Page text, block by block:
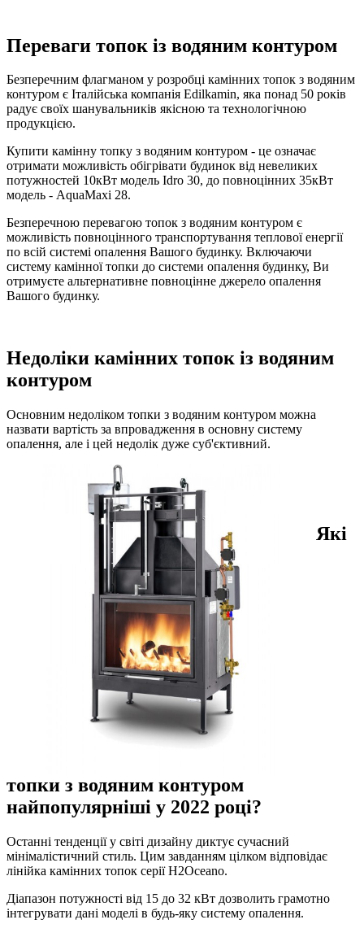
Переваги топок із водяним контуром
Безперечним флагманом у розробці камінних топок з водяним
контуром є Італійська компанія Edilkamin, яка понад 50 років
радує своїх шанувальників якісною та технологічною
продукцією.
Купити камінну топку з водяним контуром - це означає
отримати можливість обігрівати будинок від невеликих
потужностей 10кВт модель Idro 30, до повноцінних 35кВт
модель - AquaMaxi 28.
Безперечною перевагою топок з водяним контуром є
можливість повноцінного транспортування теплової енергії
по всій системі опалення Вашого будинку. Включаючи
систему камінної топки до системи опалення будинку, Ви
отримуєте альтернативне повноцінне джерело опалення
Вашого будинку.
Недоліки камінних топок із водяним
контуром
Основним недоліком топки з водяним контуром можна
назвати вартість за впровадження в основну систему
опалення, але і цей недолік дуже суб'єктивний.
Які
топки з водяним контуром
найпопулярніші у 2022 році?
Останні тенденції у світі дизайну диктує сучасний
мінімалістичний стиль. Цим завданням цілком відповідає
лінійка камінних топок серії H2Oceano.
Діапазон потужності від 15 до 32 кВт дозволить грамотно
інтегрувати дані моделі в будь-яку систему опалення.